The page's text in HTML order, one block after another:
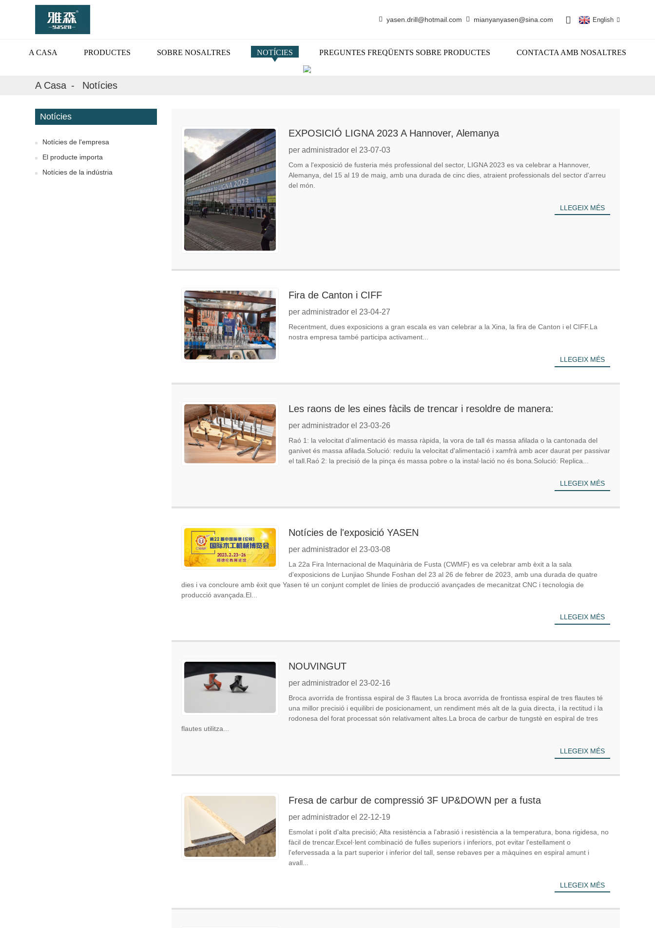
yasen.drill@hotmail.com mianyanyasen@sina.com English
A CASA PRODUCTES SOBRE NOSALTRES NOTÍCIES PREGUNTES FREQÜENTS SOBRE PRODUCTES CONTACTA AMB NOSALTRES
NOTÍCIES
A Casa Notícies
Notícies
Notícies de l'empresa
El producte importa
Notícies de la indústria
EXPOSICIÓ LIGNA 2023 A Hannover, Alemanya
per administrador el 23-07-03
Com a l'exposició de fusteria més professional del sector, LIGNA 2023 es va celebrar a Hannover,
Alemanya, del 15 al 19 de maig, amb una durada de cinc dies, atraient professionals del sector d'arreu
del món.
LLEGEIX MÉS
Fira de Canton i CIFF
per administrador el 23-04-27
Recentment, dues exposicions a gran escala es van celebrar a la Xina, la fira de Canton i el CIFF.La
nostra empresa també participa activament...
LLEGEIX MÉS
Les raons de les eines fàcils de trencar i resoldre de manera:
per administrador el 23-03-26
Raó 1: la velocitat d'alimentació és massa ràpida, la vora de tall és massa afilada o la cantonada del
ganivet és massa afilada.Solució: reduïu la velocitat d'alimentació i xamfrà amb acer daurat per passivar
el tall.Raó 2: la precisió de la pinça és massa pobre o la instal·lació no és bona.Solució: Replica...
LLEGEIX MÉS
Notícies de l'exposició YASEN
per administrador el 23-03-08
La 22a Fira Internacional de Maquinària de Fusta (CWMF) es va celebrar amb èxit a la sala
d'exposicions de Lunjiao Shunde Foshan del 23 al 26 de febrer de 2023, amb una durada de quatre
dies i va concloure amb èxit que Yasen té un conjunt complet de línies de producció avançades de mecanitzat CNC i tecnologia de
producció avançada.El...
LLEGEIX MÉS
NOUVINGUT
per administrador el 23-02-16
Broca avorrida de frontissa espiral de 3 flautes La broca avorrida de frontissa espiral de tres flautes té
una millor precisió i equilibri de posicionament, un rendiment més alt de la guia directa, i la rectitud i la
rodonesa del forat processat són relativament altes.La broca de carbur de tungstè en espiral de tres
flautes utilitza...
LLEGEIX MÉS
Fresa de carbur de compressió 3F UP&DOWN per a fusta
per administrador el 22-12-19
Esmolat i polit d'alta precisió; Alta resistència a l'abrasió i resistència a la temperatura, bona rigidesa, no
fàcil de trencar.Excel·lent combinació de fulles superiors i inferiors, pot evitar l'estellament o
l'efervessada a la part superior i inferior del tall, sense rebaves per a màquines en espiral amunt i
avall...
LLEGEIX MÉS